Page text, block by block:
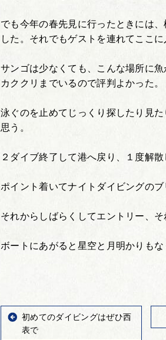
でも今年の春先見に行ったときには
した。それでもゲストを連れてここに
サンゴは少なくても、こんな場所に
カククリまでいるので評判よかった。
泳ぐのを止めてじっくり探したり見
思う。
２ダイブ終了して港へ戻り、１度解
ポイント着いてナイトダイビングの
それからしばらくしてエントリー、
ボートにあがると星空と月明かりも
初めてのダイビングはぜひ西
表で